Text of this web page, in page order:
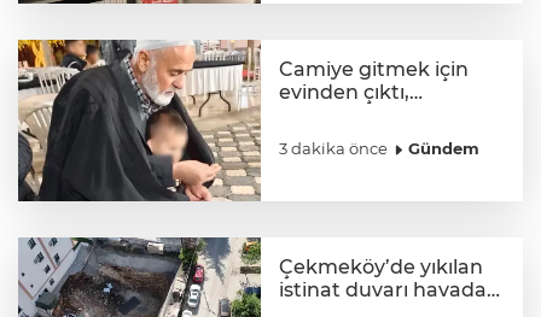
Camiye gitmek için
evinden çıktı,
sonucu öldü
3 dakika önce Gündem
Çekmeköy’de yıkılan
istinat duvarı havadan